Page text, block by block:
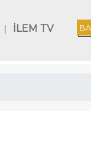
| İLEM TV